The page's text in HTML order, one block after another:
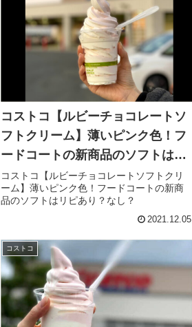
コストコ【ルビーチョコレートソ
フトクリーム】薄いピンク色！フ
ードコートの新商品のソフトはリ
ピあり？なし？
コストコ【ルビーチョコレートソフトクリ
ーム】薄いピンク色！フードコートの新商
品のソフトはリピあり？なし？
2021.12.05
コストコ